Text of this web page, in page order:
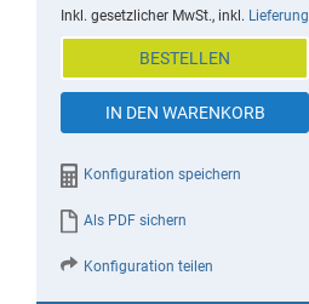
images
Inkl. gesetzlicher MwSt., inkl. Lieferung
IN DEN WARENKORB
BESTELLEN
Konfiguration speichern
Als PDF sichern
Konfiguration teilen